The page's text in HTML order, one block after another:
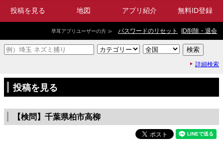
投稿を見る 地図 アプリ紹介 無料ID登録
早耳アプリユーザーの方 ≫ パスワードのリセット ID削除・退会
詳細検索
投稿を見る
【検問】千葉県柏市高柳